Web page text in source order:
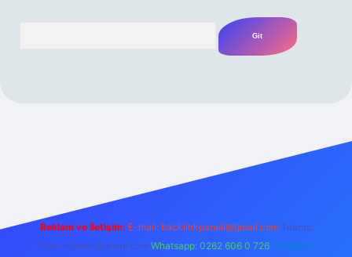
Reklam ve İletişim: E-mail: backlinkpaneli@gmail.com Teams:
forumhizmeti@gmail.com Whatsapp: 0262 606 0 726 Telegram: